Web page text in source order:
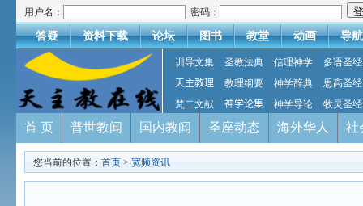
用户名： 密码：
答疑 资料下载 论坛 图书 教堂 动画 导航
训导文集 圣教法典 信理神学
多语圣经
天主教理
教理纲要 神学辞典
思高圣经
梵二文献
神学论集 神学导论 牧灵圣经
首 页 普世教闻 国内教闻 圣座动态 海外华人 社
您当前的位置： 首页 > 宽频资讯